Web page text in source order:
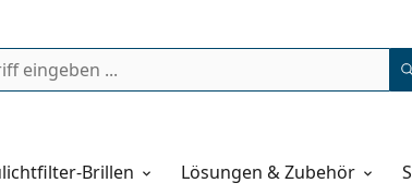
Brillen Lösungen & Zubehör